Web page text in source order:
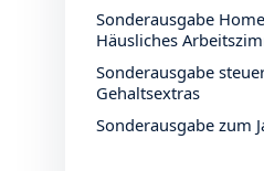
Sonderausgabe
Häusliches
Sonderausgabe
Gehaltsextras
Sonderausgabe zum